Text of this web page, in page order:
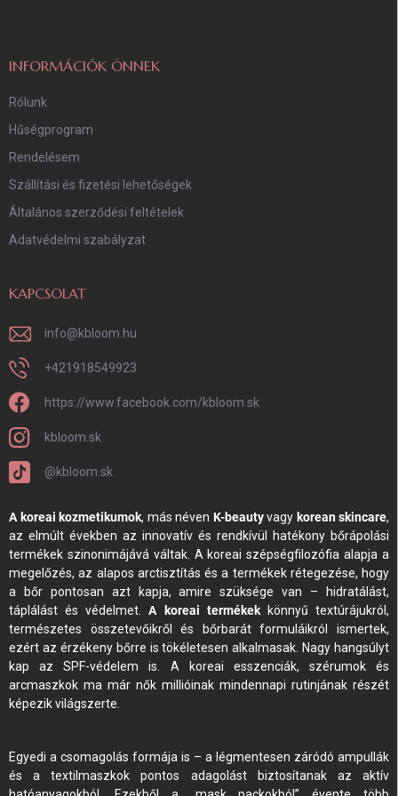
INFORMÁCIÓK ÖNNEK
Rólunk
Hűségprogram
Rendelésem
Szállítási és fizetési lehetőségek
Általános szerződési feltételek
Adatvédelmi szabályzat
KAPCSOLAT
info@kbloom.hu
+421918549923
https://www.facebook.com/kbloom.sk
kbloom.sk
@kbloom.sk
A koreai kozmetikumok, más néven K-beautyvagy korean skincare,
az elmúlt években az innovatív és rendkívül hatékony bőrápolási
termékek szinonimájává váltak. A koreai szépségfilozófia alapja a
megelőzés, az alapos arctisztítás és a termékek rétegezése, hogy
a bőr pontosan azt kapja, amire szüksége van – hidratálást,
táplálást és védelmet.A koreai termékekkönnyű textúrájukról,
természetes összetevőikről és bőrbarát formuláikról ismertek,
ezért az érzékeny bőrre is tökéletesen alkalmasak. Nagy hangsúlyt
kap az SPF-védelem is. A koreai esszenciák, szérumok és
arcmaszkok ma már nők millióinak mindennapi rutinjának részét
képezik világszerte.
Egyedi a csomagolás formája is – a légmentesen záródó ampullák
és a textilmaszkok pontos adagolást biztosítanak az aktív